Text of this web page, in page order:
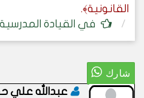
القانونية﴾.
في القيادة
عبدالله علي